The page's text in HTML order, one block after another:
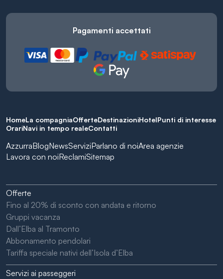
Pagamenti accettati
HomeLa compagniaOfferteDestinazioniHotelPunti di interesse
OrariNavi in tempo realeContatti
AzzurraBlogNewsServiziParlano di noiArea agenzie
Lavora con noiReclamiSitemap
Offerte
Fino al 20% di sconto con andata e ritorno
Gruppi vacanza
Dall’Elba al Tramonto
Abbonamento pendolari
Tariffa speciale nativi dell’Isola d’Elba
Servizi ai passeggeri